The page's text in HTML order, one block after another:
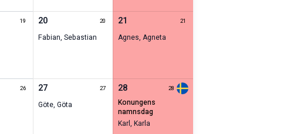
19 20 20
Fabian, Sebastian
21 21
Agnes,Agneta
26 27 27
Göte, Göta
28 28
konungens
namnsdag
Karl,Karla